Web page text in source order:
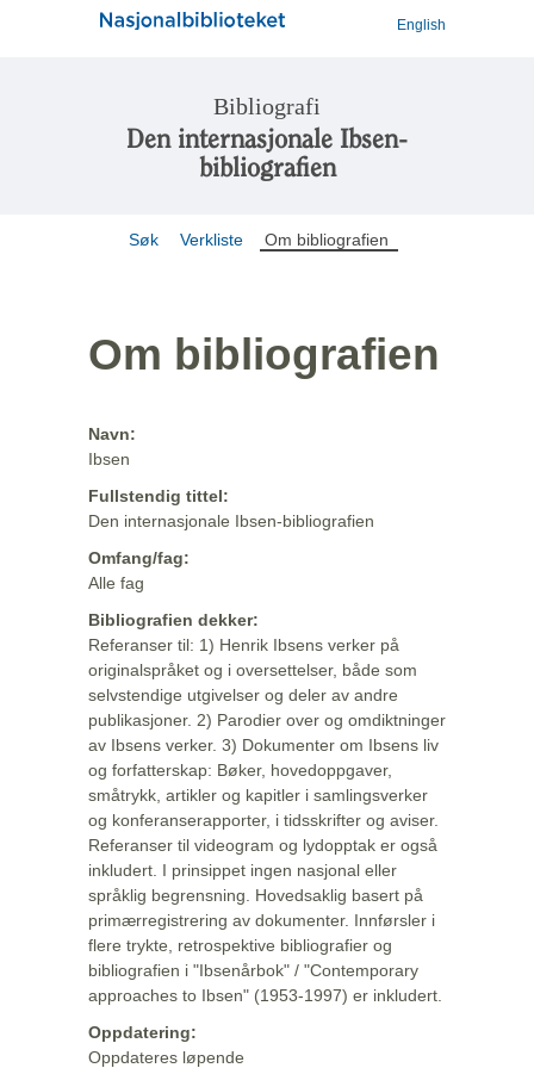
English
Bibliografi
Den internasjonale Ibsen-
bibliografien
Søk Verkliste Om bibliografien
Om bibliografien
Navn:
Ibsen
Fullstendig tittel:
Den internasjonale Ibsen-bibliografien
Omfang/fag:
Alle fag
Bibliografien dekker:
Referanser til: 1) Henrik Ibsens verker på
originalspråket og i oversettelser, både som
selvstendige utgivelser og deler av andre
publikasjoner. 2) Parodier over og omdiktninger
av Ibsens verker. 3) Dokumenter om Ibsens liv
og forfatterskap: Bøker, hovedoppgaver,
småtrykk, artikler og kapitler i samlingsverker
og konferanserapporter, i tidsskrifter og aviser.
Referanser til videogram og lydopptak er også
inkludert. I prinsippet ingen nasjonal eller
språklig begrensning. Hovedsaklig basert på
primærregistrering av dokumenter. Innførsler i
flere trykte, retrospektive bibliografier og
bibliografien i "Ibsenårbok" / "Contemporary
approaches to Ibsen" (1953-1997) er inkludert.
Oppdatering:
Oppdateres løpende